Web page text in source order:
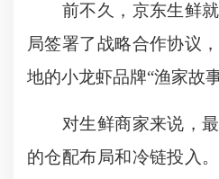
前不久，京东生鲜
局签署了战略合作协议
地的小龙虾品牌“渔家故事
对生鲜商家来说，
的仓配布局和冷链投入